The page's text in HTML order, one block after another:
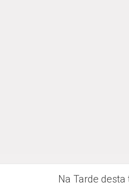
Na Tarde